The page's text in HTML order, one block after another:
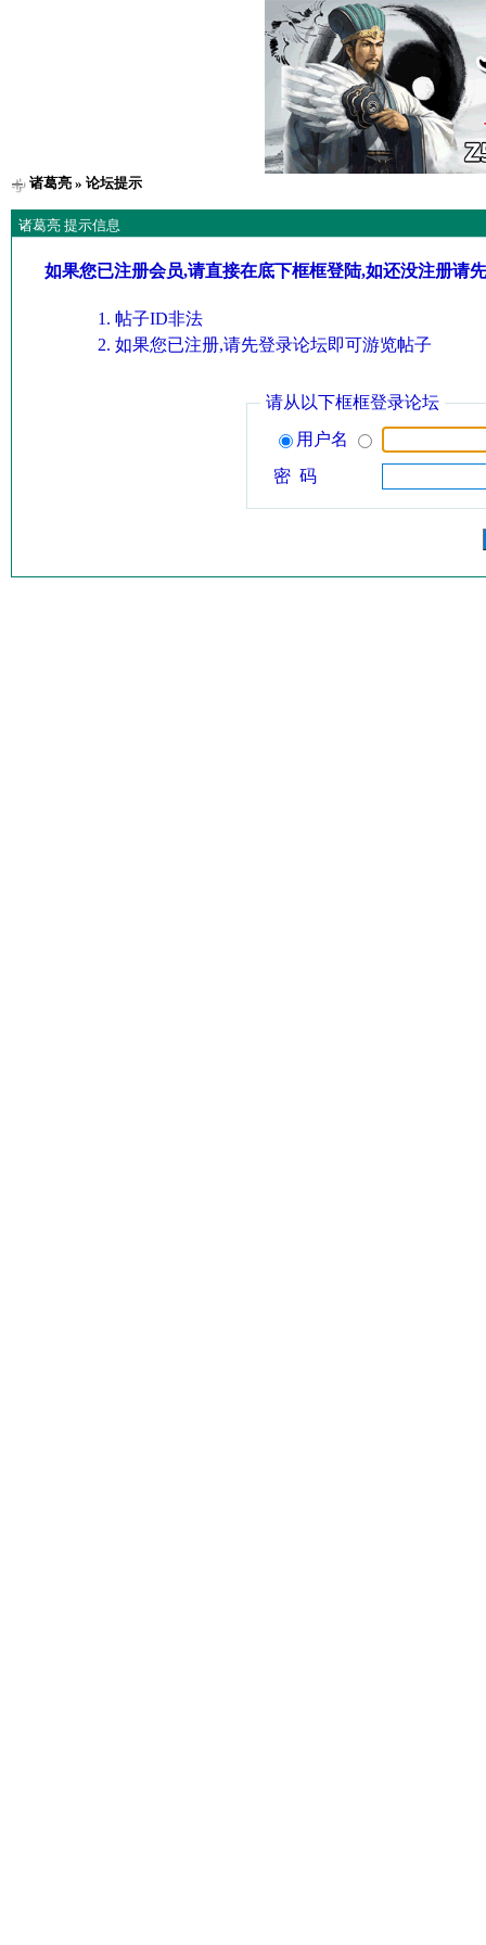
诸葛亮» 论坛提示
诸葛亮 提示信息
如果您已注册会员,请直接在底下框框登陆,如还没注册请
帖子ID非法
如果您已注册,请先登录论坛即可游览帖子
请从以下框框登录论坛
用户名
密 码